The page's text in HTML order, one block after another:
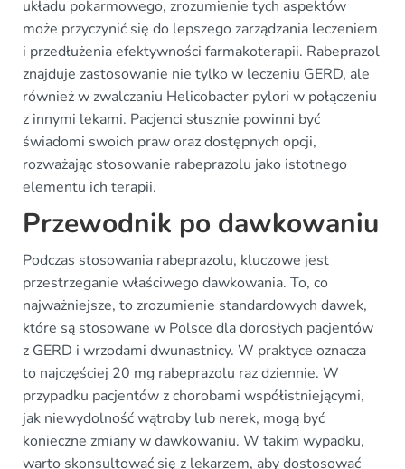
układu pokarmowego, zrozumienie tych aspektów
może przyczynić się do lepszego zarządzania leczeniem
i przedłużenia efektywności farmakoterapii. Rabeprazol
znajduje zastosowanie nie tylko w leczeniu GERD, ale
również w zwalczaniu Helicobacter pylori w połączeniu
z innymi lekami. Pacjenci słusznie powinni być
świadomi swoich praw oraz dostępnych opcji,
rozważając stosowanie rabeprazolu jako istotnego
elementu ich terapii.
Przewodnik po dawkowaniu
Podczas stosowania rabeprazolu, kluczowe jest
przestrzeganie właściwego dawkowania. To, co
najważniejsze, to zrozumienie standardowych dawek,
które są stosowane w Polsce dla dorosłych pacjentów
z GERD i wrzodami dwunastnicy. W praktyce oznacza
to najczęściej 20 mg rabeprazolu raz dziennie. W
przypadku pacjentów z chorobami współistniejącymi,
jak niewydolność wątroby lub nerek, mogą być
konieczne zmiany w dawkowaniu. W takim wypadku,
warto skonsultować się z lekarzem, aby dostosować